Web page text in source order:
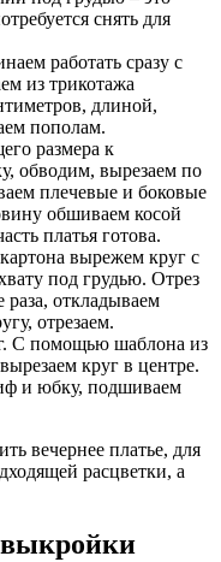
снять для
работать сразу с
из трикотажа
длиной,
пополам.
размера к
обводим, вырезаем по
плечевые и боковые
обшиваем косой
платья готова.
вырежем круг с
под грудью. Отрез
раза, откладываем
отрезаем.
С помощью шаблона из
круг в центре.
и юбку, подшиваем
вечернее платье, для
расцветки, а
выкройки